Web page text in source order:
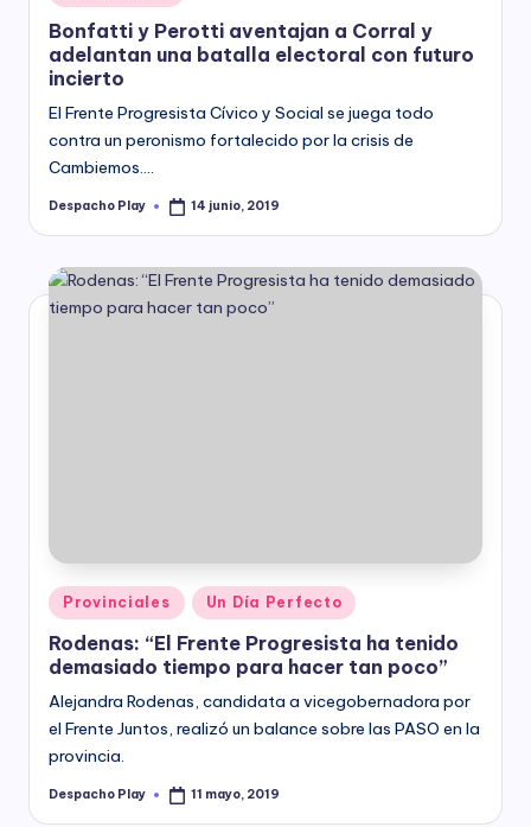
in
Bonfatti y Perotti aventajan a Corral y
adelantan una batalla electoral con futuro
incierto
El Frente Progresista Cívico y Social se juega todo
contra un peronismo fortalecido por la crisis de
Cambiemos.…
Posted
Despacho Play 14 junio, 2019
Posted
in
Provinciales Un Día Perfecto
Rodenas: “El Frente Progresista ha tenido
demasiado tiempo para hacer tan poco”
Alejandra Rodenas, candidata a vicegobernadora por
el Frente Juntos, realizó un balance sobre las PASO en la
provincia.
Posted
Despacho Play 11 mayo, 2019